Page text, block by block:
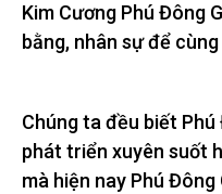
Kim Cương Phú Đông
bằng, nhân sự để
Chúng ta đều biết
phát triển xuyên suốt
mà hiện nay Phú